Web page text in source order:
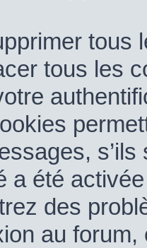
tous les
a été
des
au